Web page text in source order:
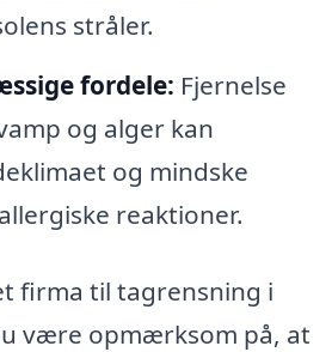
stråler.
fordele: Fjernelse
og alger kan
og mindske
reaktioner.
firma til tagrensning i
være opmærksom på, at